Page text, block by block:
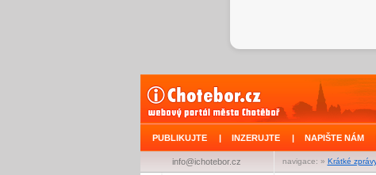
PUBLIKUJTE | INZERUJTE | NAPIŠTE NÁM
navigace: » Krátké
info@ichotebor.cz